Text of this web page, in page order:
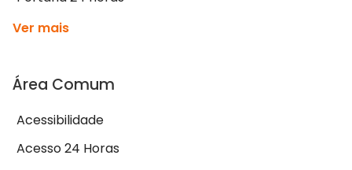
Ver mais
Área Comum
Acessibilidade
Acesso 24 Horas